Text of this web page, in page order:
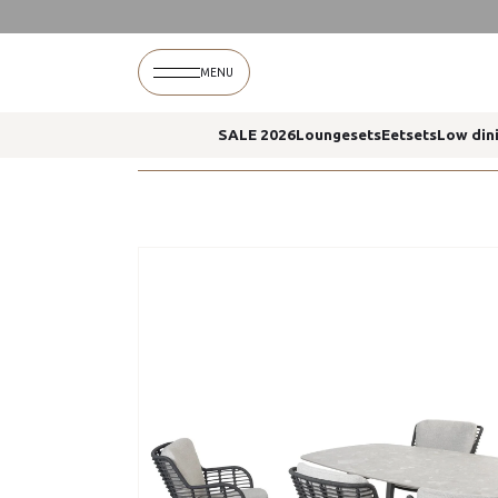
MENU
SALE 2026LoungesetsEetsetsLow
Fabrice dining stoelen antraciet
Fabrice dining stoelen antraciet